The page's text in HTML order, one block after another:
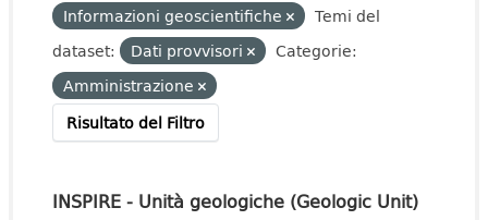
Informazioni geoscientifiche
Temi del
dataset:
Dati provvisori
Categorie:
Amministrazione
Risultato del Filtro
INSPIRE - Unità geologiche (Geologic Unit)